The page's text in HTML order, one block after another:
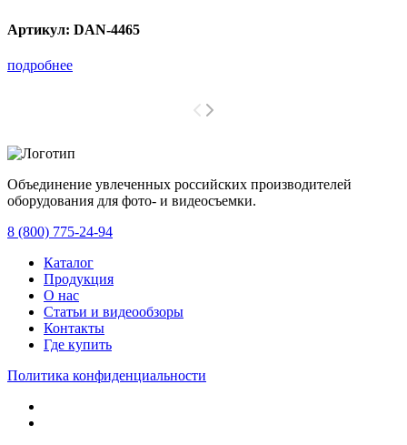
Артикул: DAN-4465
подробнее
Объединение увлеченных российских производителей
оборудования для фото- и видеосъемки.
8 (800) 775-24-94
Каталог
Продукция
О нас
Статьи и видеообзоры
Контакты
Где купить
Политика конфиденциальности